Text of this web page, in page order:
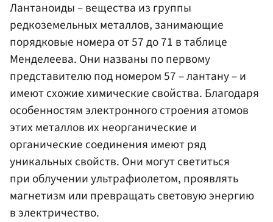
Лантаноиды – вещества из группы
редкоземельных металлов, занимающие
порядковые номера от 57 до 71 в таблице
Менделеева. Они названы по первому
представителю под номером 57 – лантану – и
имеют схожие химические свойства. Благодаря
особенностям электронного строения атомов
этих металлов их неорганические и
органические соединения имеют ряд
уникальных свойств. Они могут светиться
при облучении ультрафиолетом, проявлять
магнетизм или превращать световую энергию
в электричество.